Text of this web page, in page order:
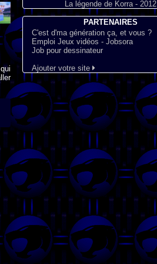
La légende de Korra - 2012
PARTENAIRES
C'est d'ma génération ça, et vous ?
Emploi Jeux vidéos - Jobsora
Job pour dessinateur
Ajouter votre site